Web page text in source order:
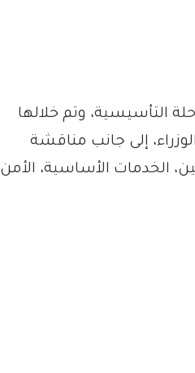
التأسيسية، وتم خلالها
إلى جانب مناقشة
الخدمات الأساسية، الأمن